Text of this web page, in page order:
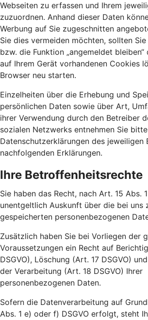
Webseiten zu erfassen und Ihrem
zuzuordnen. Anhand dieser Daten
Werbung auf Sie zugeschnitten
Sie dies vermeiden möchten, sollten
bzw. die Funktion „angemeldet
auf Ihrem Gerät vorhandenen Cookies
Browser neu starten.
Einzelheiten über die Erhebung und
persönlichen Daten sowie über Art,
ihrer Verwendung durch den Betreiber
sozialen Netzwerks entnehmen Sie
Datenschutzerklärungen des jeweiligen
nachfolgenden Erklärungen.
Ihre Betroffenheitsrechte
Sie haben das Recht, nach Art. 15 Abs.
unentgeltlich Auskunft über die bei uns
gespeicherten personenbezogenen
Zusätzlich haben Sie bei Vorliegen der
Voraussetzungen ein Recht auf
DSGVO), Löschung (Art. 17 DSGVO)
der Verarbeitung (Art. 18 DSGVO) Ihrer
personenbezogenen Daten.
Sofern die Datenverarbeitung auf
Abs. 1 e) oder f) DSGVO erfolgt, steht